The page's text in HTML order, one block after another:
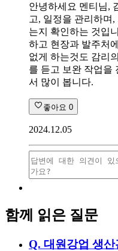
안녕하세요 멘티님,
고, 일정을 관리하며
는지 확인하는 것입
하고 현장과 발주처
없게 하는것도 감리
를 듣고 보완 작업을
서 많이 봅니다.
좋아요 0
2024.12.05
함께 읽은 질문
Q. 대원강업 생산